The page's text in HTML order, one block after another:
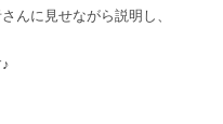
んに見せながら説明し、